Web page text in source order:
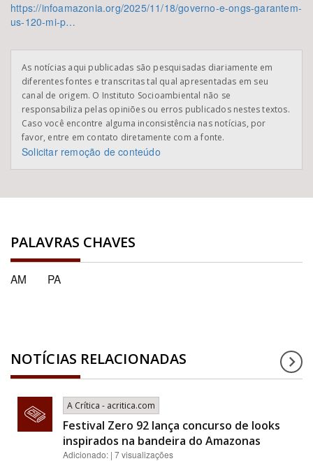
https://infoamazonia.org/2025/11/18/governo-e-ongs-garantem-
us-120-mi-p…
As notícias aqui publicadas são pesquisadas diariamente em
diferentes fontes e transcritas tal qual apresentadas em seu
canal de origem. O Instituto Socioambiental não se
responsabiliza pelas opiniões ou erros publicados nestes textos.
Caso você encontre alguma inconsistência nas notícias, por
favor, entre em contato diretamente com a fonte.
Solicitar remoção de conteúdo
PALAVRAS CHAVES
AM PA
NOTÍCIAS RELACIONADAS
A Crítica - acritica.com
Festival Zero 92 lança concurso de looks
inspirados na bandeira do Amazonas
Adicionado: | 7 visualizações